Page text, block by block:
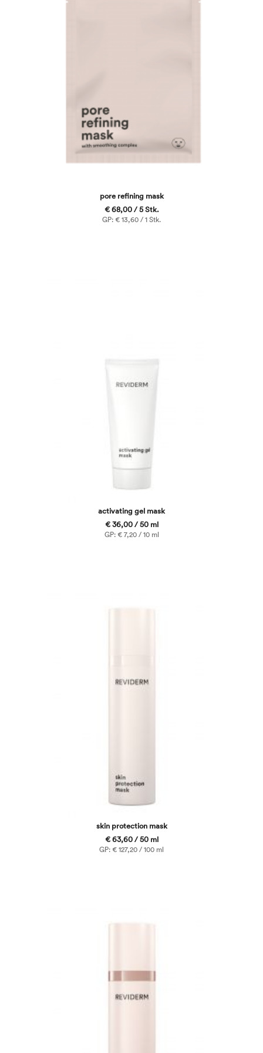
pore refining mask
€ 68,00 / 5 Stk.
GP: € 13,60 / 1 Stk.
activating gel mask
€ 36,00 / 50 ml
GP: € 7,20 / 10 ml
skin protection mask
€ 63,60 / 50 ml
GP: € 127,20 / 100 ml